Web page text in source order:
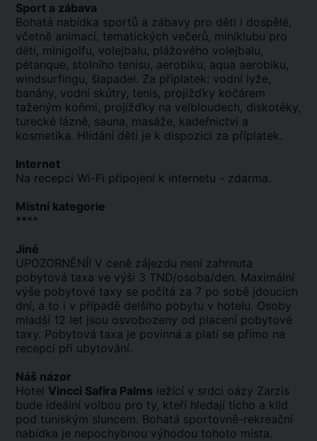
Sport a zábava
Bohatá nabídka sportů a zábavy pro děti i dospělé,
včetně animací, tematických večerů, miniklubu pro
děti, minigolfu, volejbalu, plážového volejbalu,
pétanque, stolního tenisu, aerobiku, aqua aerobiku,
windsurfingu, šlapadel. Za příplatek: vodní lyže,
banány, vodní skútry, tenis, projížďky kočárem
taženým koňmi, projížďky na velbloudech, diskotéky,
turecké lázně, sauna, masáže, kadeřnictví a
kosmetika. Hlídání dětí je k dispozici za příplatek.
Internet
Na recepci Wi-Fi připojení k internetu - zdarma.
Místní kategorie
****
Jiné
UPOZORNĚNÍ! V ceně zájezdu není zahrnuta
pobytová taxa ve výši 3 TND/osoba/den. Maximální
výše pobytové taxy se počítá za 7 po sobě jdoucích
dní, a to i v případě delšího pobytu v hotelu. Osoby
mladší 12 let jsou osvobozeny od placení pobytové
taxy. Pobytová taxa je povinná a platí se přímo na
recepci při ubytování.
Náš názor
Hotel Vincci Safira Palms ležící v srdci oázy Zarzis
bude ideální volbou pro ty, kteří hledají ticho a klid
pod tuniským sluncem. Bohatá sportovně-rekreační
nabídka je nepochybnou výhodou tohoto místa.